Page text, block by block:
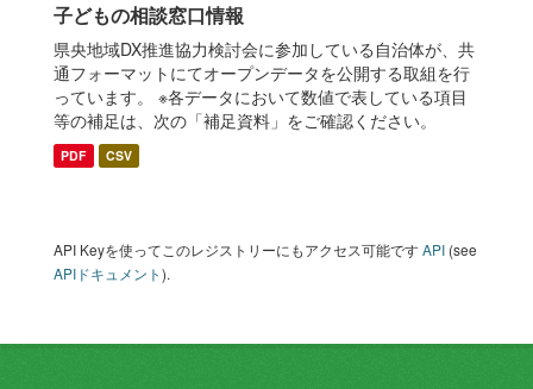
子どもの相談窓口情報
県央地域DX推進協力検討会に参加している自治体が、共
通フォーマットにてオープンデータを公開する取組を行
っています。 ※各データにおいて数値で表している項目
等の補足は、次の「補足資料」をご確認ください。
PDF CSV
API Keyを使ってこのレジストリーにもアクセス可能ですAPI (see
APIドキュメント).